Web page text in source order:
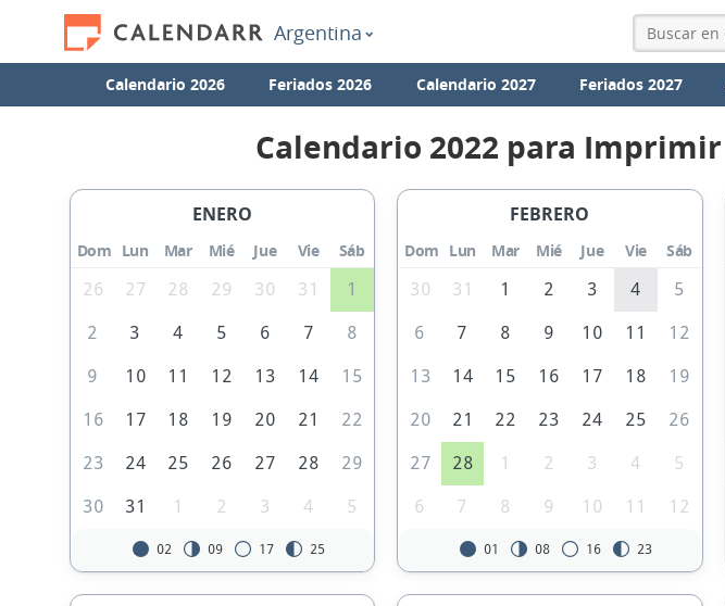
Argentina
Calendario 2026 Feriados 2026 Calendario 2027 Feriados 2027
Calendario 2022 para Imprimir
ENERO
Dom Lun Mar Mié Jue Vie
Sáb
26
27 28 29 30 31 1
2 3 4 5 6 7 8
9 10 11 12 13 14 15
16 17 18 19 20 21 22
23 24 25 26 27 28 29
30 31 1 2 3 4 5
02 09 17 25
FEBRERO
Dom Lun Mar Mié Jue Vie
Sáb
30
31 1 2 3 4 5
6 7 8 9 10 11 12
13 14 15 16 17 18 19
20 21 22 23 24 25 26
27 28 1 2 3 4 5
6 7 8 9 10 11 12
01 08 16 23